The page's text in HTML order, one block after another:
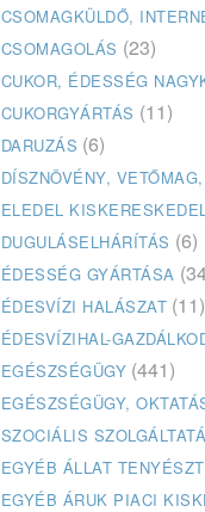
CSOMAGKÜLDŐ,
CSOMAGOLÁS (23)
CUKOR, ÉDESSÉG
CUKORGYÁRTÁS (11)
DARUZÁS (6)
DÍSZNÖVÉNY,
ELEDEL
DUGULÁSELHÁRÍTÁS (6)
ÉDESSÉG GYÁRTÁSA
ÉDESVÍZI HALÁSZAT (11)
ÉDESVÍZIHAL-
EGÉSZSÉGÜGY (441)
EGÉSZSÉGÜGY,
SZOCIÁLIS
EGYÉB ÁLLAT
EGYÉB ÁRUK PIACI